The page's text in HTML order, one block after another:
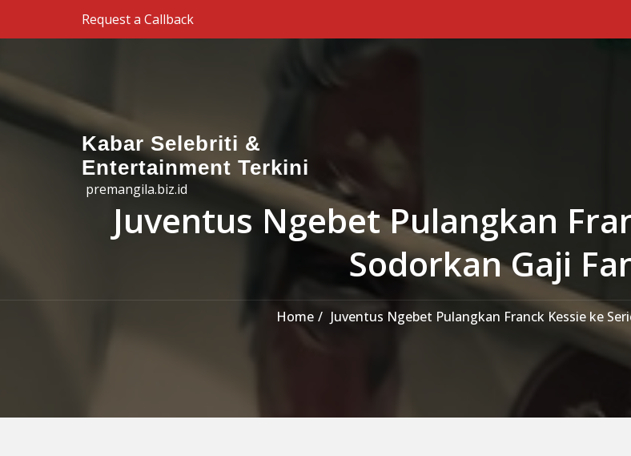
Skip to the contentRequest a Callback
Kabar Selebriti &
Entertainment Terkini
premangila.biz.id
Juventus Ngebet Pulangkan
Sodorkan Gaji
Home Juventus Ngebet Pulangkan Franck Kessie ke